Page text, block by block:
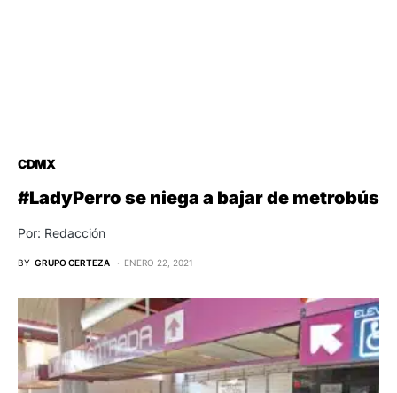
CDMX
#LadyPerro se niega a bajar de metrobús
Por: Redacción
BY GRUPO CERTEZA ENERO 22, 2021